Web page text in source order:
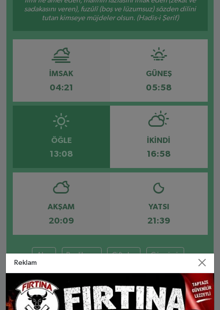
sadakasını veren), fuzûlî (boş ve lüzumsuz) sözden dilini
tutan kimseye müjdeler olsun. (Hadis-i Şerif)
İMSAK
04:21
GÜNEŞ
05:58
ÖĞLE
13:08
İKINDI
16:58
AKŞAM
20:09
YATSI
21:39
Alpu Beylikova Çifteler Günyüzü
Han İnönü Mahmudiye Mihalıççık
Sarıcakaya Seyitgazi Sivrihisar
Reklam